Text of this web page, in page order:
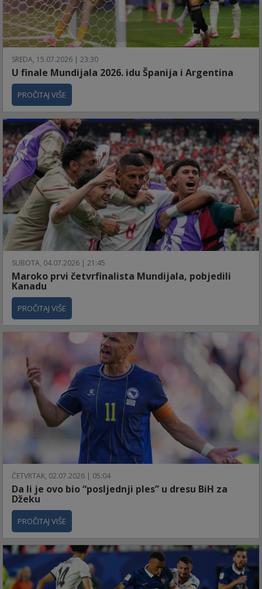
SREDA, 15.07.2026 | 23:30
U finale Mundijala 2026. idu Španija i Argentina
PROČITAJ VIŠE
SUBOTA, 04.07.2026 | 21:45
Maroko prvi četvrfinalista Mundijala, pobjedili
Kanadu
PROČITAJ VIŠE
ČETVRTAK, 02.07.2026 | 05:04
Da li je ovo bio “posljednji ples” u dresu BiH za
Džeku
PROČITAJ VIŠE